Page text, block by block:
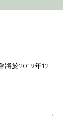
將於2019年12